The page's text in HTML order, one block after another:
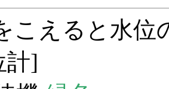
こえると水位
計]